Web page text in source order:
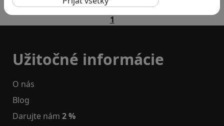
1
Užitočné informácie
O nás
Blog
Darujte nám 2 %